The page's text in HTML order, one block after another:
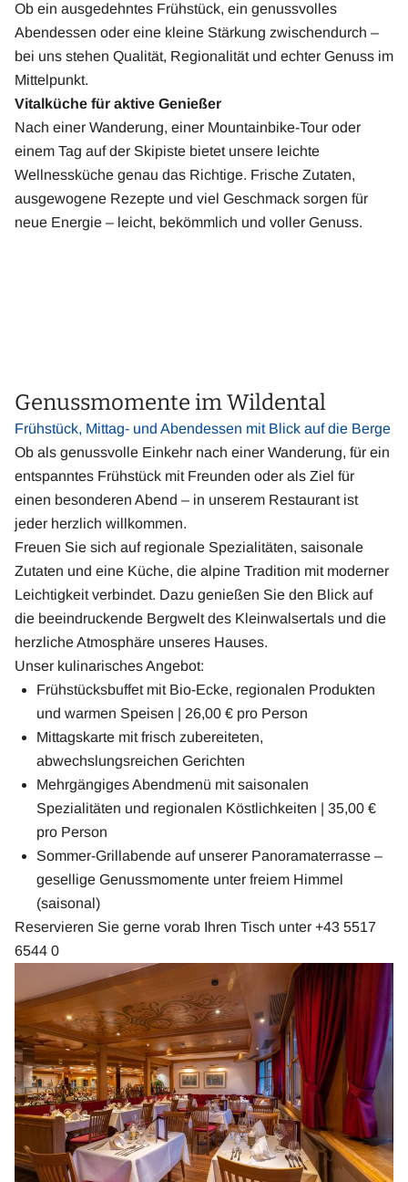
Ob ein ausgedehntes Frühstück, ein genussvolles
Abendessen oder eine kleine Stärkung zwischendurch –
bei uns stehen Qualität, Regionalität und echter Genuss im
Mittelpunkt.
Vitalküche für aktive Genießer
Nach einer Wanderung, einer Mountainbike-Tour oder
einem Tag auf der Skipiste bietet unsere leichte
Wellnessküche genau das Richtige. Frische Zutaten,
ausgewogene Rezepte und viel Geschmack sorgen für
neue Energie – leicht, bekömmlich und voller Genuss.
Genussmomente im Wildental
Frühstück, Mittag- und Abendessen mit Blick auf die Berge
Ob als genussvolle Einkehr nach einer Wanderung, für ein
entspanntes Frühstück mit Freunden oder als Ziel für
einen besonderen Abend – in unserem Restaurant ist
jeder herzlich willkommen.
Freuen Sie sich auf regionale Spezialitäten, saisonale
Zutaten und eine Küche, die alpine Tradition mit moderner
Leichtigkeit verbindet. Dazu genießen Sie den Blick auf
die beeindruckende Bergwelt des Kleinwalsertals und die
herzliche Atmosphäre unseres Hauses.
Unser kulinarisches Angebot:
Frühstücksbuffet mit Bio-Ecke, regionalen Produkten
und warmen Speisen | 26,00 € pro Person
Mittagskarte mit frisch zubereiteten,
abwechslungsreichen Gerichten
Mehrgängiges Abendmenü mit saisonalen
Spezialitäten und regionalen Köstlichkeiten | 35,00 €
pro Person
Sommer-Grillabende auf unserer Panoramaterrasse –
gesellige Genussmomente unter freiem Himmel
(saisonal)
Reservieren Sie gerne vorab Ihren Tisch unter +43 5517
6544 0